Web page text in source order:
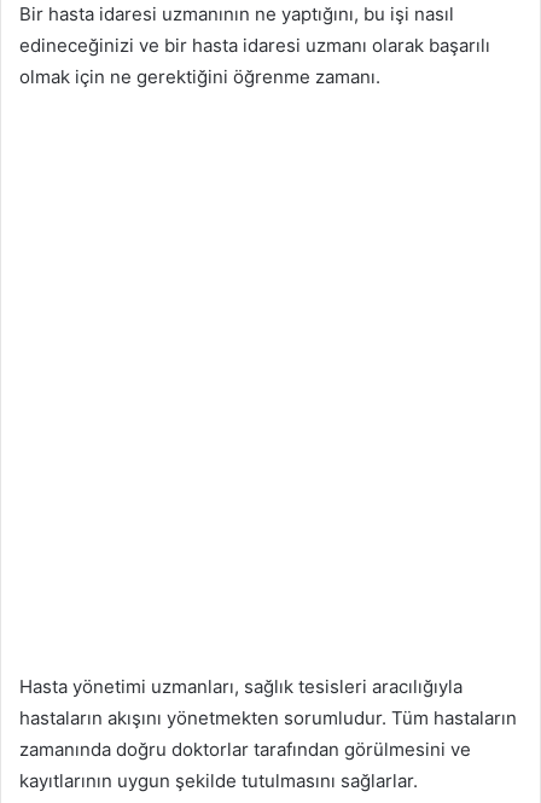
Bir hasta idaresi uzmanının ne yaptığını, bu işi nasıl
edineceğinizi ve bir hasta idaresi uzmanı olarak başarılı
olmak için ne gerektiğini öğrenme zamanı.
Hasta yönetimi uzmanları, sağlık tesisleri aracılığıyla
hastaların akışını yönetmekten sorumludur. Tüm hastaların
zamanında doğru doktorlar tarafından görülmesini ve
kayıtlarının uygun şekilde tutulmasını sağlarlar.